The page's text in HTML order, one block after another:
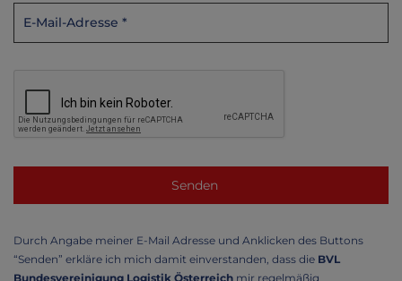
Durch Angabe meiner E-Mail Adresse und Anklicken des Buttons
“Senden” erkläre ich mich damit einverstanden, dass die BVL
Bundesvereinigung Logistik Österreich mir regelmäßig